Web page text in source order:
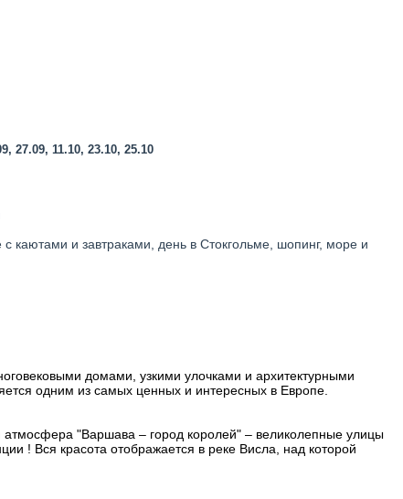
27.09, 11.10, 23.10, 25.10
каютами и завтраками, день в Стокгольме, шопинг, море и
домами, узкими улочками и архитектурными
одним из самых ценных и интересных в Европе.
атмосфера "Варшава – город королей" – великолепные улицы
! Вся красота отображается в реке Висла, над которой